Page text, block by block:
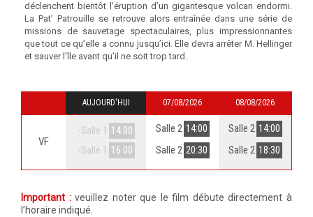
déclenchent bientôt l’éruption d’un gigantesque volcan endormi.
La Pat’ Patrouille se retrouve alors entraînée dans une série de
missions de sauvetage spectaculaires, plus impressionnantes
que tout ce qu’elle a connu jusqu’ici. Elle devra arrêter M. Hellinger
et sauver l’île avant qu’il ne soit trop tard.
AUJOURD'HUI 07/08/2026 08/08/2026
VF
-Salle 1 14:00
-Salle 1 16:00
Salle 2 14:00
Salle 2 20:30
Salle 2 14:00
Salle 2 18:30
Important :veuillez noter que le film débute directement à
l’horaire indiqué.